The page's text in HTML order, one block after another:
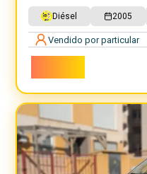
Diésel 2005
Vendido por particular